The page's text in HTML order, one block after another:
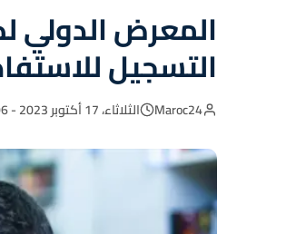
التسجيل
Maroc24 الثلاثاء، 17 أكتوبر 2023 - 14:06